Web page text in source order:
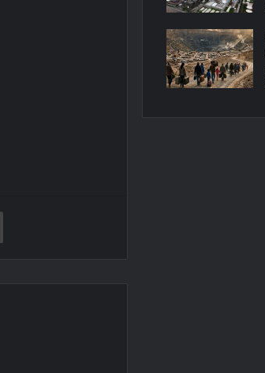
Yazdır